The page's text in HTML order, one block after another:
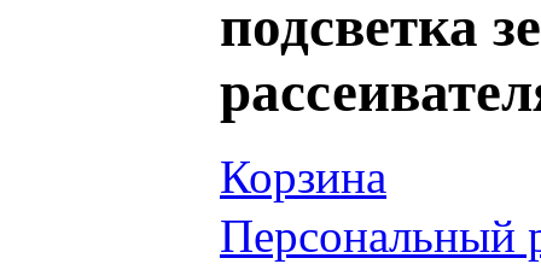
подсветка
Корзина
Персональный